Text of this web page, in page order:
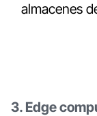
almacenes
3. Edge